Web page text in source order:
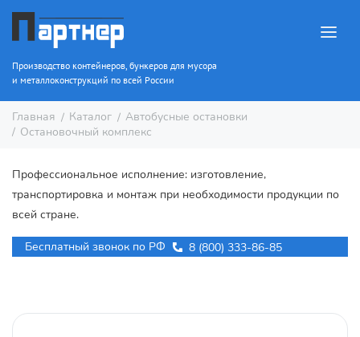
Производство контейнеров, бункеров для мусора
и металлоконструкций по всей России
Главная Каталог
Автобусные остановки
Остановочный комплекс
Профессиональное исполнение: изготовление,
транспортировка и монтаж при необходимости продукции по
всей стране.
Бесплатный звонок по РФ 8 (800) 333-86-85